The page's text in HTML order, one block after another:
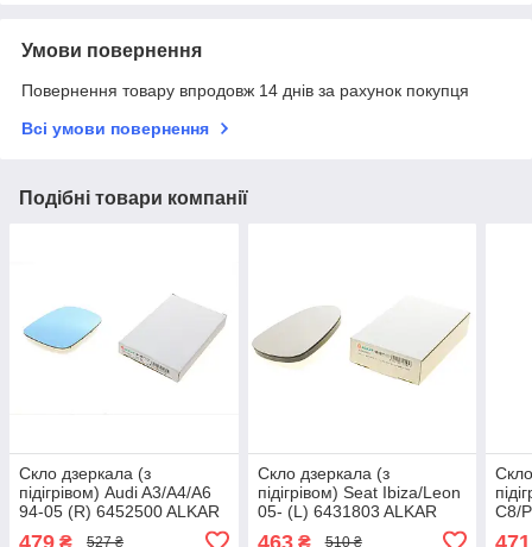
Умови повернення
Повернення товару впродовж 14 днів за рахунок покупця
Всі умови повернення
Подібні товари компанії
Скло дзеркала (з
підігрівом) Audi A3/A4/A6
94-05 (R) 6452500 ALKAR
479 ₴ 527 ₴
Скло дзеркала (з
підігрівом) Seat Ibiza/Leon
05- (L) 6431803 ALKAR
463₴ 510 ₴
C8/
471